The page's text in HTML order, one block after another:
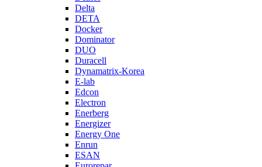
Delta
DETA
Docker
Dominator
DUO
Duracell
Dynamatrix-Korea
E-lab
Edcon
Electron
Enerberg
Energizer
Energy One
Enrun
ESAN